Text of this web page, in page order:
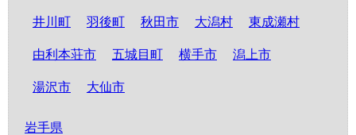
井川町 羽後町 秋田市 大潟村 東成瀬村
由利本荘市 五城目町 横手市 潟上市
湯沢市 大仙市
岩手県